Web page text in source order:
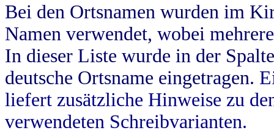
Bei den Ortsnamen wurden im
Namen verwendet, wobei
In dieser Liste wurde in der
deutsche Ortsname eingetragen.
liefert zusätzliche Hinweise zu
verwendeten Schreibvarianten.